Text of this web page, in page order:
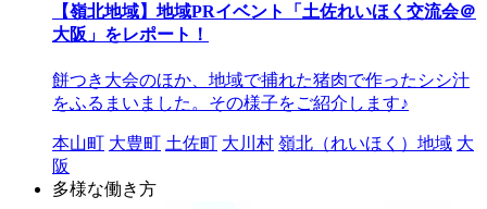
【嶺北地域】地域PRイベント「土佐れいほく交流会＠
大阪」をレポート！
餅つき大会のほか、地域で捕れた猪肉で作ったシシ汁
をふるまいました。その様子をご紹介します♪
本山町 大豊町 土佐町 大川村 嶺北（れいほく）地域 大
阪
多様な働き方